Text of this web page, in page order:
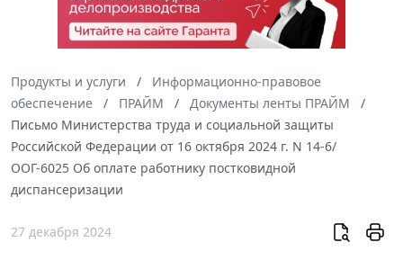
Продукты и услуги
Информационно-правовое
обеспечение
ПРАЙМ
Документы ленты ПРАЙМ
Письмо Министерства труда и социальной защиты
Российской Федерации от 16 октября 2024 г. N 14-6/
ООГ-6025 Об оплате работнику постковидной
диспансеризации
27 декабря 2024